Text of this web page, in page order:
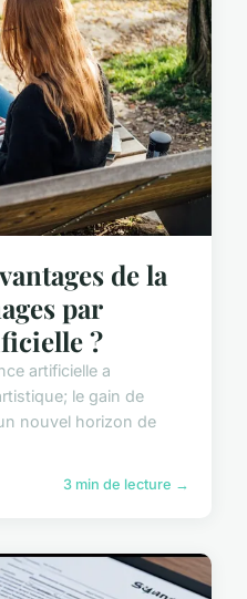
de la
par
?
artificielle a
le gain de
nouvel horizon de
3 min de lecture →